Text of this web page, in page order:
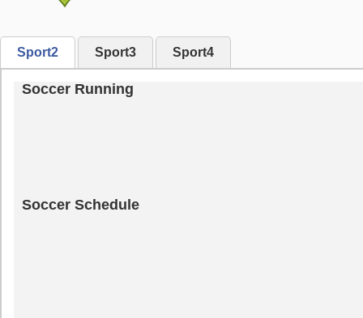
Sport2 Sport3 Sport4